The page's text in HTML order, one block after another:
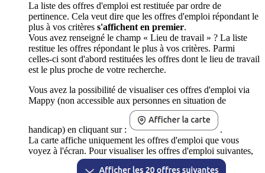
La liste des offres d'emploi est restituée par ordre de
pertinence. Cela veut dire que les offres d'emploi répondant le
plus à vos critères s'affichent en premier.
Vous avez renseigné le champ « Lieu de travail » ? La liste
restitue les offres répondant le plus à vos critères. Parmi
celles-ci sont d'abord restituées les offres dont le lieu de travail
est le plus proche de votre recherche.
Vous avez la possibilité de visualiser ces offres d'emploi via
Mappy (non accessible aux personnes en situation de
handicap) en cliquant sur :
.
La carte affiche uniquement les offres d'emploi que vous
voyez à l'écran. Pour visualiser les offres d'emploi suivantes,